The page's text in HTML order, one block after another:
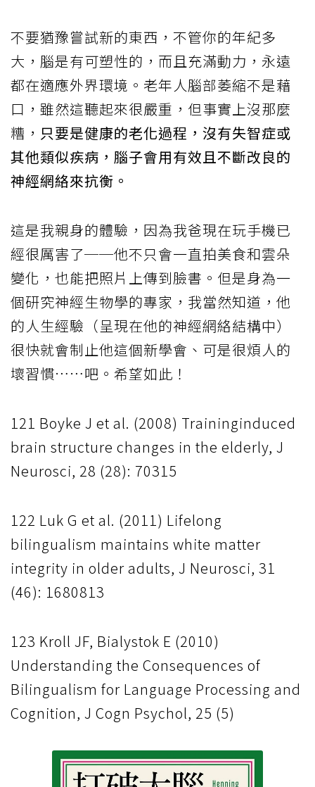
不要猶豫嘗試新的東西，不管你的年紀多
大，腦是有可塑性的，而且充滿動力，永遠
都在適應外界環境。老年人腦部萎縮不是藉
口，雖然這聽起來很嚴重，但事實上沒那麼
糟， 只要是健康的老化過程，沒有失智症或
其他類似疾病，腦子會用有效且不斷改良的
神經網絡來抗衡。
這是我親身的體驗，因為我爸現在玩手機已
經很厲害了──他不只會一直拍美食和雲朵
變化，也能把照片上傳到臉書。但是身為一
個研究神經生物學的專家，我當然知道，他
的人生經驗（呈現在他的神經網絡結構中）
很快就會制止他這個新學會、可是很煩人的
壞習慣……吧。希望如此！
121 Boyke J et al. (2008) Traininginduced
brain structure changes in the elderly, J
Neurosci, 28 (28): 70315
122 Luk G et al. (2011) Lifelong
bilingualism maintains white matter
integrity in older adults, J Neurosci, 31
(46): 1680813
123 Kroll JF, Bialystok E (2010)
Understanding the Consequences of
Bilingualism for Language Processing and
Cognition, J Cogn Psychol, 25 (5)